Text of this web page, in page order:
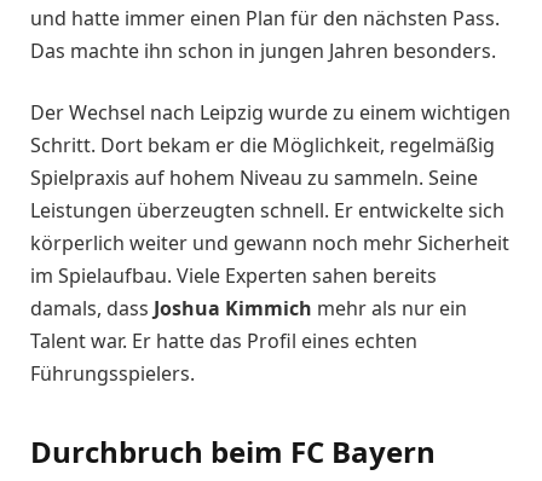
und hatte immer einen Plan für den nächsten Pass.
Das machte ihn schon in jungen Jahren besonders.
Der Wechsel nach Leipzig wurde zu einem wichtigen
Schritt. Dort bekam er die Möglichkeit, regelmäßig
Spielpraxis auf hohem Niveau zu sammeln. Seine
Leistungen überzeugten schnell. Er entwickelte sich
körperlich weiter und gewann noch mehr Sicherheit
im Spielaufbau. Viele Experten sahen bereits
damals, dass Joshua Kimmich mehr als nur ein
Talent war. Er hatte das Profil eines echten
Führungsspielers.
Durchbruch beim FC Bayern